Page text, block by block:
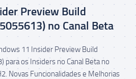
Preview Build
no Canal Beta
11 Insider Preview Build
para os Insiders no Canal Beta no
Novas Funcionalidades e Melhorias